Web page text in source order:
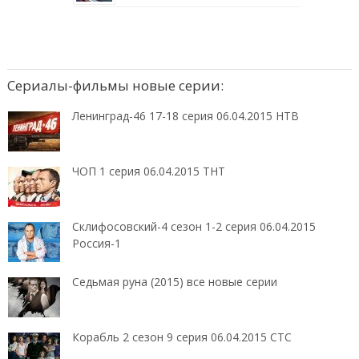
Сериалы-фильмы новые серии:
Ленинград-46 17-18 серия 06.04.2015 НТВ
ЧОП 1 серия 06.04.2015 ТНТ
Склифосовский-4 сезон 1-2 серия 06.04.2015
Россия-1
Седьмая руна (2015) все новые серии
Корабль 2 сезон 9 серия 06.04.2015 СТС